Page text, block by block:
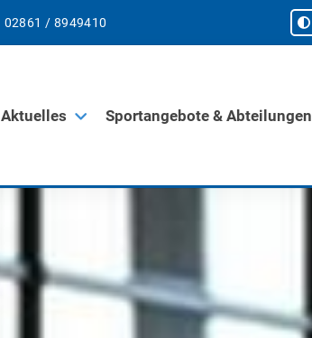
02861 / 8949410
Aktuelles Sportangebote & Abteilungen